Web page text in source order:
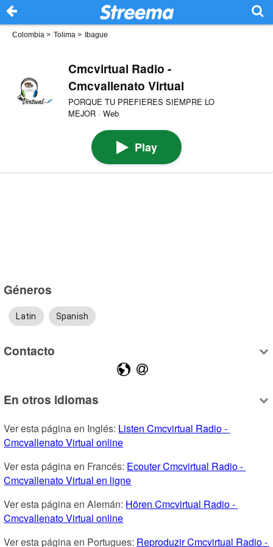
Colombia > Tolima > Ibague
Cmcvirtual Radio -
Cmcvallenato Virtual
PORQUE TU PREFIERES SIEMPRE LO
MEJOR · Web
Play
Géneros
Latin Spanish
Contacto
En otros idiomas
Ver esta página en Inglés: Listen Cmcvirtual Radio -
Cmcvallenato Virtual online
Ver esta página en Francés: Ecouter Cmcvirtual Radio -
Cmcvallenato Virtual en ligne
Ver esta página en Alemán: Hören Cmcvirtual Radio -
Cmcvallenato Virtual online
Ver esta página en Portugues: Reproduzir Cmcvirtual Radio -